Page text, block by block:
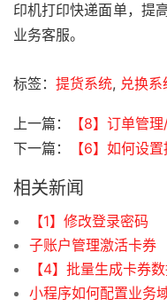
印机打印快递面单，提
业务客服。
标签： 提货系统, 兑换系
上一篇：
【8】订单管
下一篇：
【6】如何设
相关新闻
【1】修改登录密码
子账户管理激活卡券
【4】批量生成卡券
小程序如何配置业务